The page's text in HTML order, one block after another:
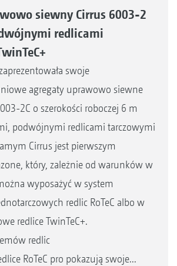
siewny Cirrus 6003-2
redlicami
swoje
agregaty uprawowo siewne
2C o szerokości roboczej 6 m
podwójnymi redlicami tarczowymi
Cirrus jest pierwszym
który, zależnie od warunków w
wyposażyć w system
redlic RoTeC albo w
redlice TwinTeC+.
redlic
RoTeC pro pokazują swoje...